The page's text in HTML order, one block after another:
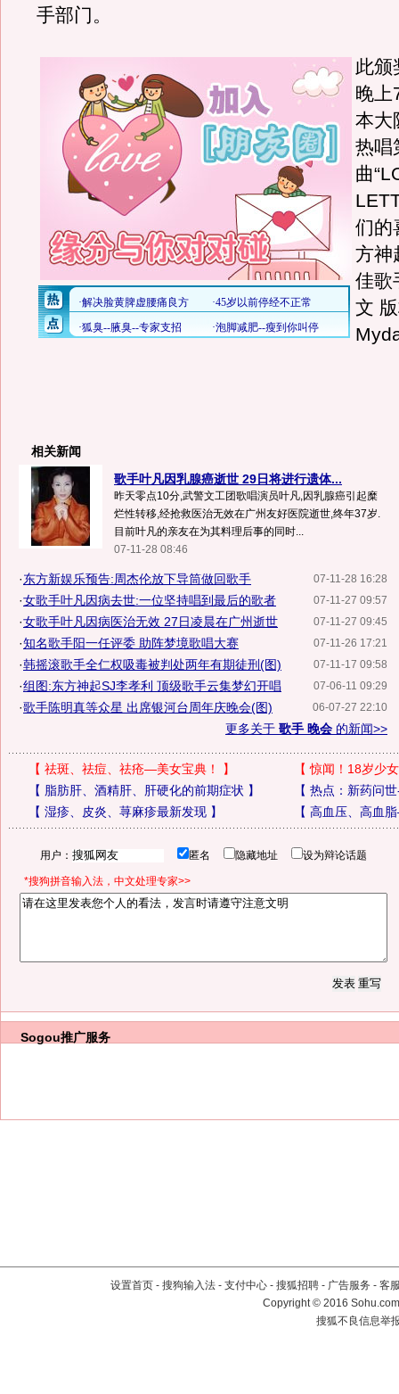
手部门。
此颁
晚上
本大
热唱
曲
们的
方神
佳歌
文
相关新闻
歌手叶凡因乳腺癌逝世 29日将进行遗体...
昨天零点10分,武警文工团歌唱演员叶凡,因乳腺癌引起糜
烂性转移,经抢救医治无效在广州友好医院逝世,终年37岁.
目前叶凡的亲友在为其料理后事的同时...
07-11-28 08:46
07-11-28 16:28
·东方新娱乐预告:周杰伦放下导筒做回歌手
07-11-27 09:57
·女歌手叶凡因病去世:一位坚持唱到最后的歌者
07-11-27 09:45
·女歌手叶凡因病医治无效 27日凌晨在广州逝世
07-11-26 17:21
·知名歌手阳一任评委 助阵梦境歌唱大赛
07-11-17 09:58
·韩摇滚歌手全仁权吸毒被判处两年有期徒刑(图)
07-06-11 09:29
·组图:东方神起SJ李孝利 顶级歌手云集梦幻开唱
06-07-27 22:10
·歌手陈明真等众星 出席银河台周年庆晚会(图)
更多关于 歌手 晚会 的新闻>>
【 祛斑、祛痘、祛疮—美女宝典！ 】 【惊闻！18岁少
【 脂肪肝、酒精肝、肝硬化的前期症状 】 【 热点：新药问
【 湿疹、皮炎、荨麻疹最新发现】 【 高血压、高血
用户： 匿名 隐藏地址 设为辩论话题
*搜狗拼音输入法，中文处理专家>>
Sogou推广服务
设置首页 - 搜狗输入法 - 支付中心 - 搜狐招聘 - 广告服务 - 客
Copyright©2016
搜狐不良信息举